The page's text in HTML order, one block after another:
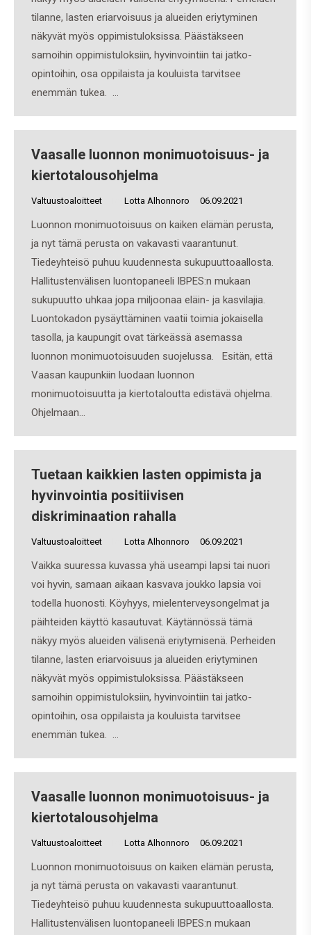
tilanne, lasten eriarvoisuus ja alueiden eriytyminen
näkyvät myös oppimistuloksissa. Päästäkseen
samoihin oppimistuloksiin, hyvinvointiin tai jatko-
opintoihin, osa oppilaista ja kouluista tarvitsee
enemmän tukea. …
Vaasalle luonnon monimuotoisuus- ja
kiertotalousohjelma
Valtuustoaloitteet Lotta Alhonnoro 06.09.2021
Luonnon monimuotoisuus on kaiken elämän perusta,
ja nyt tämä perusta on vakavasti vaarantunut.
Tiedeyhteisö puhuu kuudennesta sukupuuttoaallosta.
Hallitustenvälisen luontopaneeli IBPES:n mukaan
sukupuutto uhkaa jopa miljoonaa eläin- ja kasvilajia.
Luontokadon pysäyttäminen vaatii toimia jokaisella
tasolla, ja kaupungit ovat tärkeässä asemassa
luonnon monimuotoisuuden suojelussa. Esitän, että
Vaasan kaupunkiin luodaan luonnon
monimuotoisuutta ja kiertotaloutta edistävä ohjelma.
Ohjelmaan…
Tuetaan kaikkien lasten oppimista ja
hyvinvointia positiivisen
diskriminaation rahalla
Valtuustoaloitteet Lotta Alhonnoro 06.09.2021
Vaikka suuressa kuvassa yhä useampi lapsi tai nuori
voi hyvin, samaan aikaan kasvava joukko lapsia voi
todella huonosti. Köyhyys, mielenterveysongelmat ja
päihteiden käyttö kasautuvat. Käytännössä tämä
näkyy myös alueiden välisenä eriytymisenä. Perheiden
tilanne, lasten eriarvoisuus ja alueiden eriytyminen
näkyvät myös oppimistuloksissa. Päästäkseen
samoihin oppimistuloksiin, hyvinvointiin tai jatko-
opintoihin, osa oppilaista ja kouluista tarvitsee
enemmän tukea. …
Vaasalle luonnon monimuotoisuus- ja
kiertotalousohjelma
Valtuustoaloitteet Lotta Alhonnoro 06.09.2021
Luonnon monimuotoisuus on kaiken elämän perusta,
ja nyt tämä perusta on vakavasti vaarantunut.
Tiedeyhteisö puhuu kuudennesta sukupuuttoaallosta.
Hallitustenvälisen luontopaneeli IBPES:n mukaan